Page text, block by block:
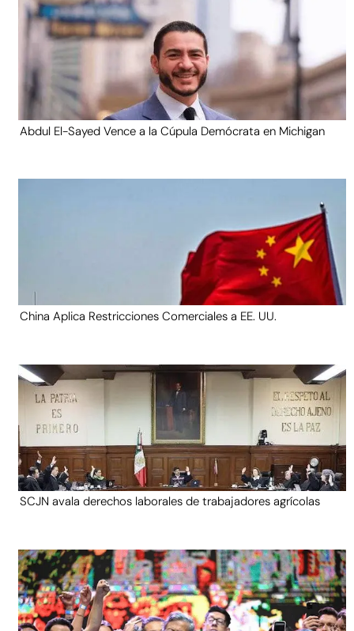
Abdul El-Sayed Vence a la Cúpula Demócrata en Michigan
China Aplica Restricciones Comerciales a EE. UU.
SCJN avala derechos laborales de trabajadores agrícolas